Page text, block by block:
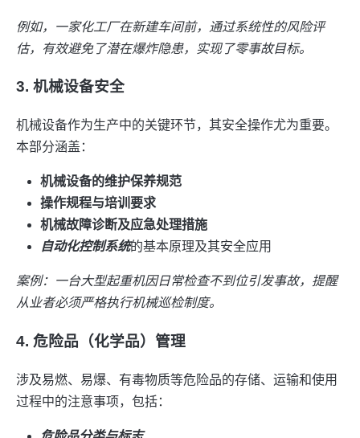
例如，一家化工厂在新建车间前，通过系统性的风险评
估，有效避免了潜在爆炸隐患，实现了零事故目标。
3. 机械设备安全
机械设备作为生产中的关键环节，其安全操作尤为重要。
本部分涵盖：
机械设备的维护保养规范
操作规程与培训要求
机械故障诊断及应急处理措施
自动化控制系统的基本原理及其安全应用
案例：一台大型起重机因日常检查不到位引发事故，提醒
从业者必须严格执行机械巡检制度。
4. 危险品（化学品）管理
涉及易燃、易爆、有毒物质等危险品的存储、运输和使用
过程中的注意事项，包括：